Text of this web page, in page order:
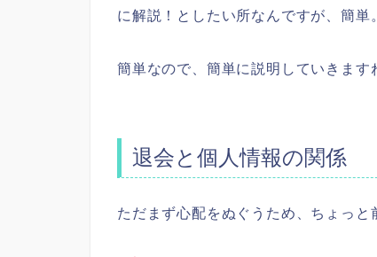
に解説！としたい所なんですが、簡単。
簡単なので、簡単に説明していきます
退会と個人情報の関係
ただまず心配をぬぐうため、ちょっと